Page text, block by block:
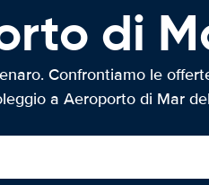
di
Confrontiamo le
a Aeroporto di Mar